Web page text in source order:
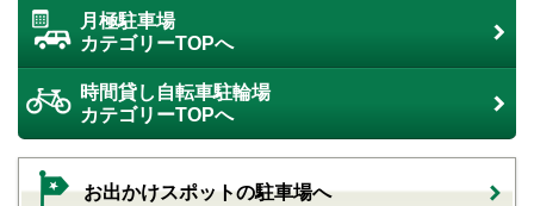
月極駐車場
カテゴリーTOPへ
時間貸し自転車駐輪場
カテゴリーTOPへ
お出かけスポットの駐車場へ